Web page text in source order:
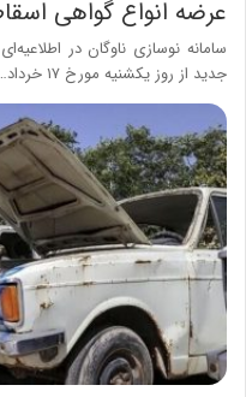
عرضه انواع گواهی
سامانه نوسازی ناوگان در
جدید از روز یکشنیه مورخ ۱۷ خرداد…